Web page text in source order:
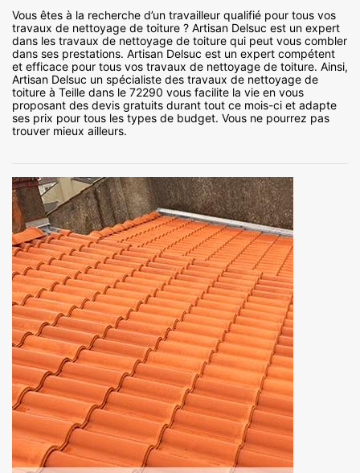
Vous êtes à la recherche d’un travailleur qualifié pour tous vos
travaux de nettoyage de toiture ? Artisan Delsuc est un expert
dans les travaux de nettoyage de toiture qui peut vous combler
dans ses prestations. Artisan Delsuc est un expert compétent
et efficace pour tous vos travaux de nettoyage de toiture. Ainsi,
Artisan Delsuc un spécialiste des travaux de nettoyage de
toiture à Teille dans le 72290 vous facilite la vie en vous
proposant des devis gratuits durant tout ce mois-ci et adapte
ses prix pour tous les types de budget. Vous ne pourrez pas
trouver mieux ailleurs.